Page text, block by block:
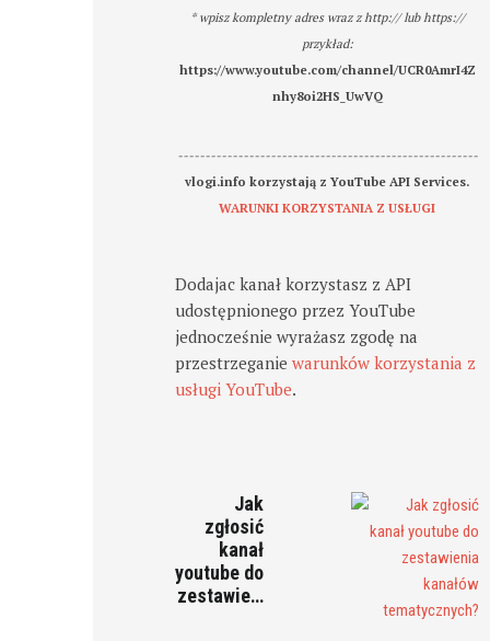
* wpisz kompletny adres wraz z http:// lub https://
przykład:
https://www.youtube.com/channel/UCR0AmrI4Z
nhy8oi2HS_UwVQ
-------------------------------------------------------
vlogi.info korzystają z YouTube API Services.
WARUNKI KORZYSTANIA Z USŁUGI
Dodajac kanał korzystasz z API
udostępnionego przez YouTube
jednocześnie wyrażasz zgodę na
przestrzeganiewarunków korzystania z
usługi YouTube.
Jak
zgłosić
kanał
youtube do
zestawie…